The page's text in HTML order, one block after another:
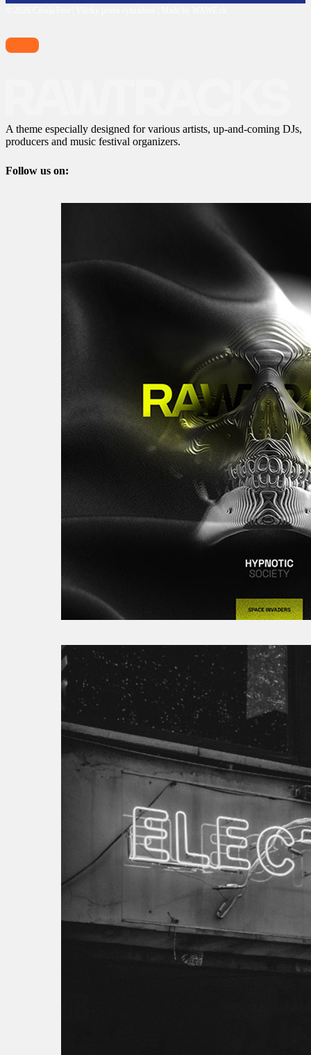
A theme especially designed for various artists, up-and-coming DJs,
producers and music festival organizers.
Follow us on: